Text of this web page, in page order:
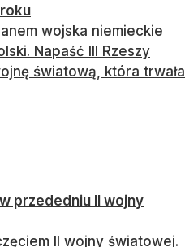
wojska niemieckie
Napaść III Rzeszy
światową, która trwała
przededniu II wojny
II wojny światowej.